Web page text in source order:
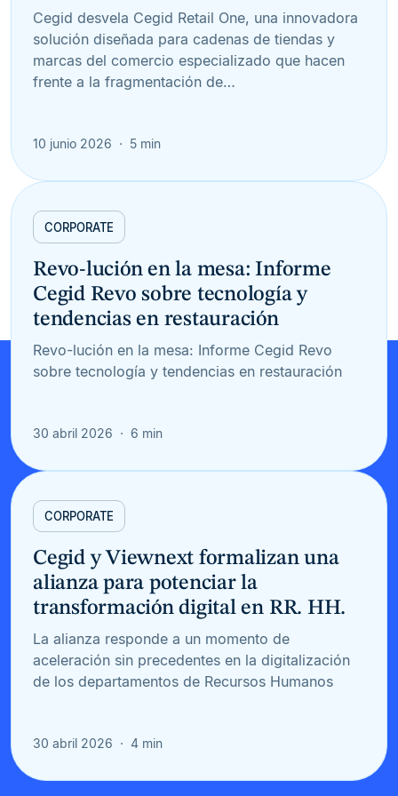
Cegid desvela Cegid Retail One, una innovadora
solución diseñada para cadenas de tiendas y
marcas del comercio especializado que hacen
frente a la fragmentación de…
10 junio 2026 5 min
CORPORATE
Revo-lución en la mesa: Informe
Cegid Revo sobre tecnología y
tendencias en restauración
Revo-lución en la mesa: Informe Cegid Revo
sobre tecnología y tendencias en restauración
30 abril 2026 6 min
CORPORATE
Cegid y Viewnext formalizan una
alianza para potenciar la
transformación digital en RR. HH.
La alianza responde a un momento de
aceleración sin precedentes en la digitalización
de los departamentos de Recursos Humanos
30 abril 2026 4 min